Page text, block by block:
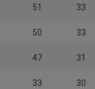
51 33
50 33
47 31
33 30